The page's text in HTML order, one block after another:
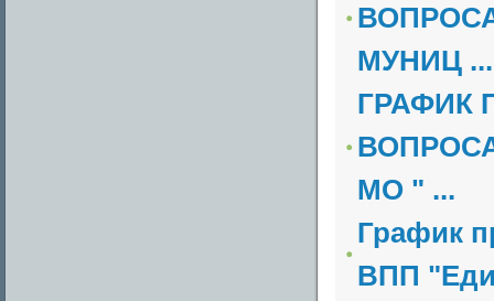
МУНИЦ ...
ГРАФИК
МО " ...
График
ВПП